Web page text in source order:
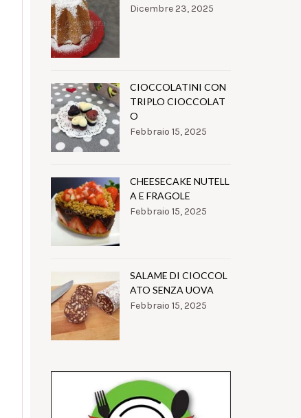
Dicembre 23, 2025
CIOCCOLATINI CON
TRIPLO CIOCCOLAT
O
Febbraio 15, 2025
CHEESECAKE NUTELL
A E FRAGOLE
Febbraio 15, 2025
SALAME DI CIOCCOL
ATO SENZA UOVA
Febbraio 15, 2025